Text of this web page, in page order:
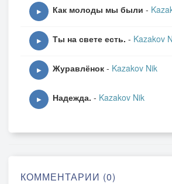
▶ Как молоды мы были -
▶ Ты на свете есть. - Kazakov
▶ Журавлёнок - Kazakov Nik
▶ Надежда. - Kazakov Nik
КОММЕНТАРИИ (0)